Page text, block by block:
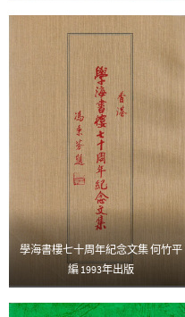
學海書樓七十周年紀念文集 何竹平
編 1993年出版